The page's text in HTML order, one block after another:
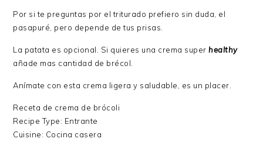
Por si te preguntas por el triturado prefiero sin duda, el
pasapuré, pero depende de tus prisas.
La patata es opcional. Si quieres una crema super healthy
añade mas cantidad de brécol.
Anímate con esta crema ligera y saludable, es un placer.
Receta de crema de brócoli
Recipe Type: Entrante
Cuisine: Cocina casera